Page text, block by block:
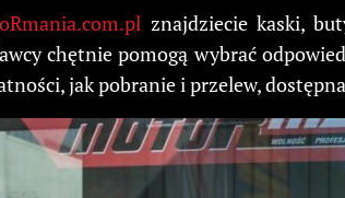
znajdziecie kaski,
chętnie pomogą wybrać
jak pobranie i przelew,